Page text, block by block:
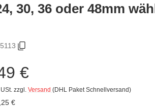
30, 36 oder 48mm
€
zzgl. Versand (DHL Paket Schnellversand)
€